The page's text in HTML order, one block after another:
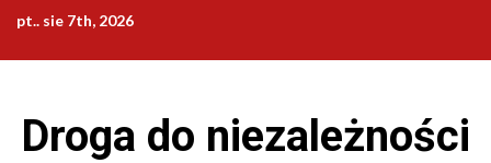
Skip
content
pt.. sie 7th, 2026
Droga do niezależności